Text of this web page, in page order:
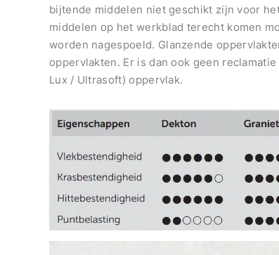
bijtende middelen niet geschikt zijn voor
middelen op het werkblad terecht komen
worden nagespoeld. Glanzende
oppervlakten. Er is dan ook geen
Lux / Ultrasoft) oppervlak.